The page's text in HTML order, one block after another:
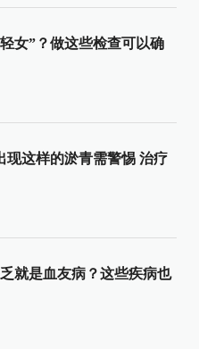
女”？做这些检查可以确
现这样的淤青需警惕 治疗
就是血友病？这些疾病也